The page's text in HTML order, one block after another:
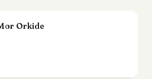
Orkide